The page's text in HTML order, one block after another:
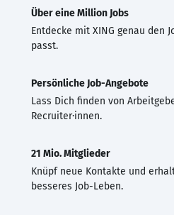
Über eine Million Jobs
Entdecke mit XING genau den
passt.
Persönliche Job-Angebote
Lass Dich finden von
Recruiter·innen.
21 Mio. Mitglieder
Knüpf neue Kontakte und
besseres Job-Leben.